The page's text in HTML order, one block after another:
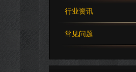
行业资讯
常见问题